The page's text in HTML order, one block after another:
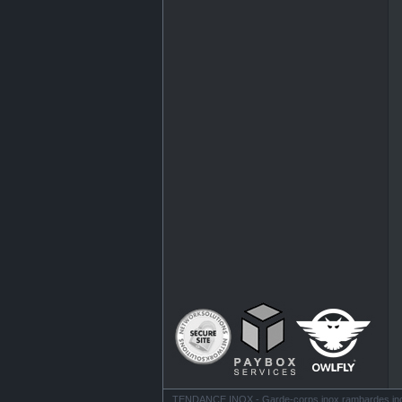
TENDANCE INOX - Garde-corps inox rambardes